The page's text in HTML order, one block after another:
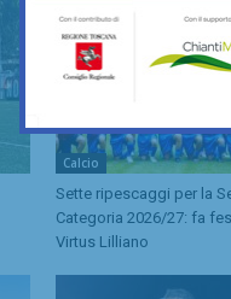
Calcio
Sette ripescaggi per la
Categoria 2026/27: fa
Virtus Lilliano